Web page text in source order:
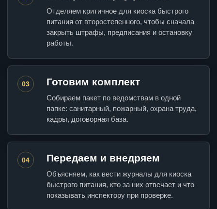
Отделяем критичное для киоска быстрого
питания от второстепенного, чтобы сначала
закрыть штрафы, предписания и остановку
работы.
03 Готовим комплект
Собираем пакет по ведомствам в одной
папке: санитарный, пожарный, охрана труда,
кадры, договорная база.
04 Передаем и внедряем
Объясняем, как вести журналы для киоска
быстрого питания, кто за них отвечает и что
показывать инспектору при проверке.